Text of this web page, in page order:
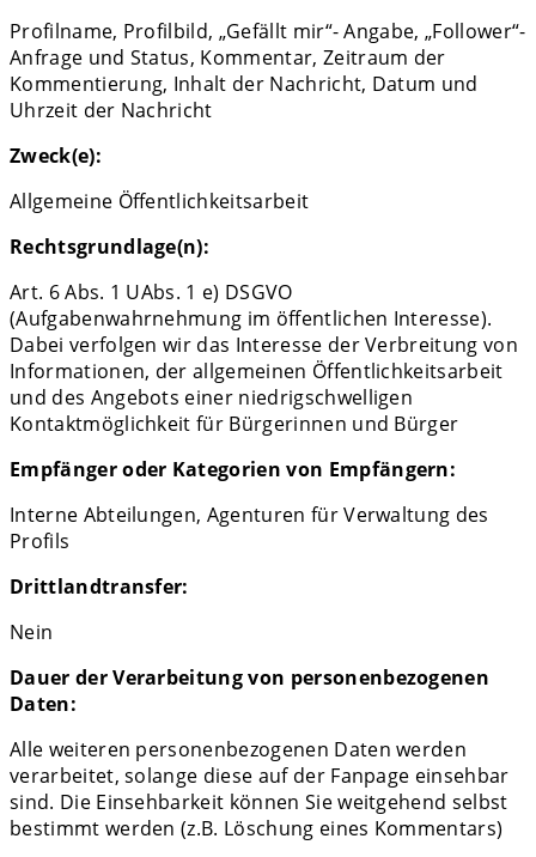
Profilname, Profilbild, „Gefällt mir“- Angabe, „Follower“-
Anfrage und Status, Kommentar, Zeitraum der
Kommentierung, Inhalt der Nachricht, Datum und
Uhrzeit der Nachricht
Zweck(e):
Allgemeine Öffentlichkeitsarbeit
Rechtsgrundlage(n):
Art. 6 Abs. 1 UAbs. 1 e) DSGVO
(Aufgabenwahrnehmung im öffentlichen Interesse).
Dabei verfolgen wir das Interesse der Verbreitung von
Informationen, der allgemeinen Öffentlichkeitsarbeit
und des Angebots einer niedrigschwelligen
Kontaktmöglichkeit für Bürgerinnen und Bürger
Empfänger oder Kategorien von Empfängern:
Interne Abteilungen, Agenturen für Verwaltung des
Profils
Drittlandtransfer:
Nein
Dauer der Verarbeitung von personenbezogenen
Daten:
Alle weiteren personenbezogenen Daten werden
verarbeitet, solange diese auf der Fanpage einsehbar
sind. Die Einsehbarkeit können Sie weitgehend selbst
bestimmt werden (z.B. Löschung eines Kommentars)